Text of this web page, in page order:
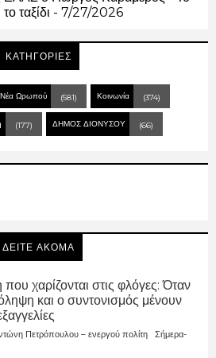
ταξίδι - 7/27/2026
ΚΑΤΗΓΟΡΙΕΣ
Νέα Ωρωπού (581) Κοινωνία (374)
(177) ΔΗΜΟΣ ΔΙΟΝΥΣΟΥ (66)
ΔΕΙΤΕ ΑΚΟΜΑ
χαρίζονται στις φλόγες: Όταν
και ο συντονισμός μένουν
Πετρόπουλου – ενεργού πολίτη Σήμερα-